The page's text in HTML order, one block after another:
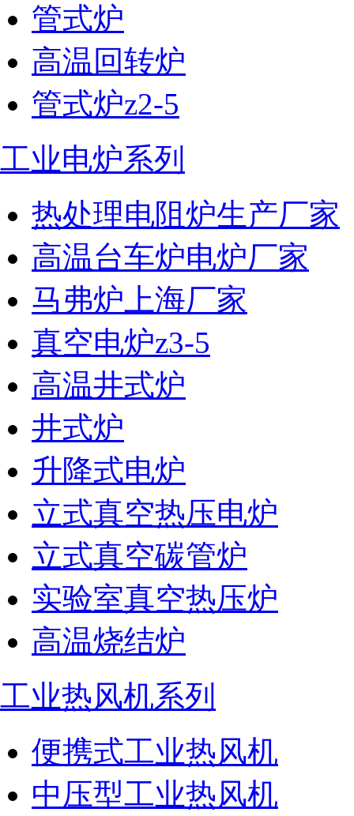
管式炉
高温回转炉
管式炉z2-5
工业电炉系列
热处理电阻炉生产厂家
高温台车炉电炉厂家
马弗炉上海厂家
真空电炉z3-5
高温井式炉
井式炉
升降式电炉
立式真空热压电炉
立式真空碳管炉
实验室真空热压炉
高温烧结炉
工业热风机系列
便携式工业热风机
中压型工业热风机